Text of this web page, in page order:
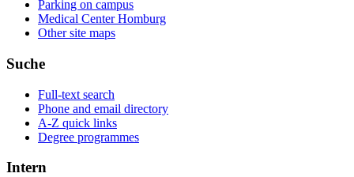
Parking on campus
Medical Center Homburg
Other site maps
Suche
Full-text search
Phone and email directory
A-Z quick links
Degree programmes
Intern